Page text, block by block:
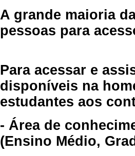
A grande maioria
pessoas para
Para acessar e
disponíveis na
estudantes aos
- Área de
(Ensino Médio,